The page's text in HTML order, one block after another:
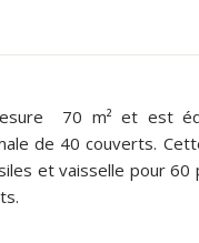
70 m² et est
de 40 couverts.
et vaisselle pour 60